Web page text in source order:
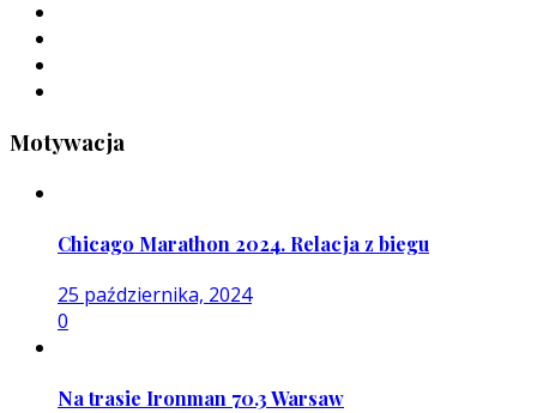
Motywacja
Chicago Marathon 2024. Relacja z biegu
25 października, 2024
0
Na trasie Ironman 70.3 Warsaw